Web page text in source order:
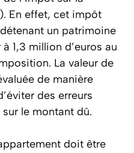
En effet, cet impôt
un patrimoine
1,3 million d’euros au
La valeur de
de manière
des erreurs
le montant dû.
doit être